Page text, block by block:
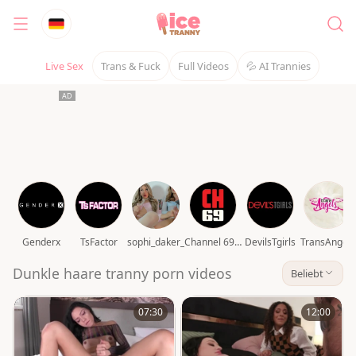
Live Sex Trans & Fuck Full Videos 💦 AI Trannies
Genderx TsFactor sophi_daker_ Channel 69 video DevilsTgirls TransAngels
Dunkle haare tranny porn videos Beliebt
07:30 12:00